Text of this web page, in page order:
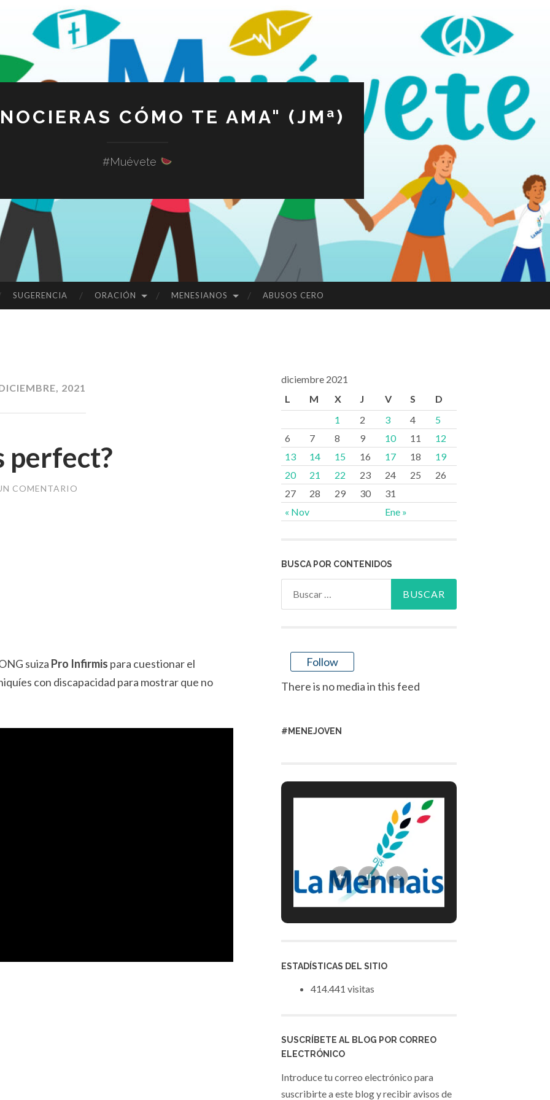
CÓMO TE AMA" (JMª)
#Muévete
SUGERENCIA ORACIÓN MENESIANOS ABUSOS CERO
2021
perfect?
COMENTARIO
suiza Pro Infirmis para cuestionar el
con discapacidad para mostrar que no
diciembre 2021
L
M X J V S D
« Nov Ene »
1 2 3 4
5
6
7 8 9 10 11
12
13
14 15 16 17 18
19
20
21 22 23 24 25
26
27
28 29 30 31
BUSCA POR CONTENIDOS
Follow
There is no media in this feed
#MENEJOVEN
ESTADÍSTICAS DEL SITIO
414.441 visitas
SUSCRÍBETE AL BLOG POR CORREO
ELECTRÓNICO
Introduce tu correo electrónico para
suscribirte a este blog y recibir avisos de